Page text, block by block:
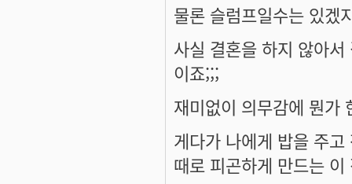
물론 슬럼프일수는 있겠
사실 결혼을 하지 않아
이죠;;;
재미없이 의무감에 뭔가
게다가 나에게 밥을 주
때로 피곤하게 만드는